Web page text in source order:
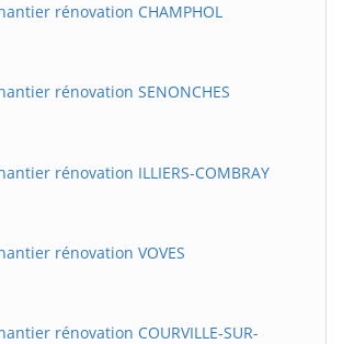
rénovation CHAMPHOL
rénovation SENONCHES
rénovation ILLIERS-COMBRAY
rénovation VOVES
rénovation COURVILLE-SUR-